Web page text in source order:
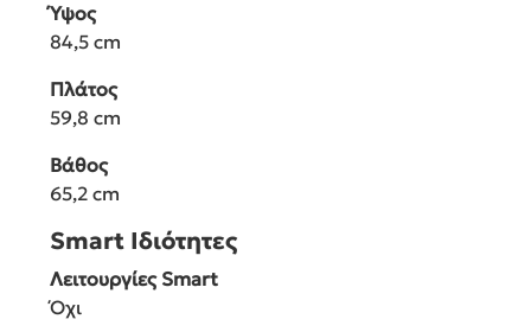
Ύψος
84,5 cm
Πλάτος
59,8 cm
Βάθος
65,2 cm
Smart Ιδιότητες
Λειτουργίες Smart
Όχι